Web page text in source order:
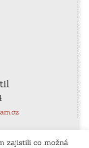
zajistili co možná